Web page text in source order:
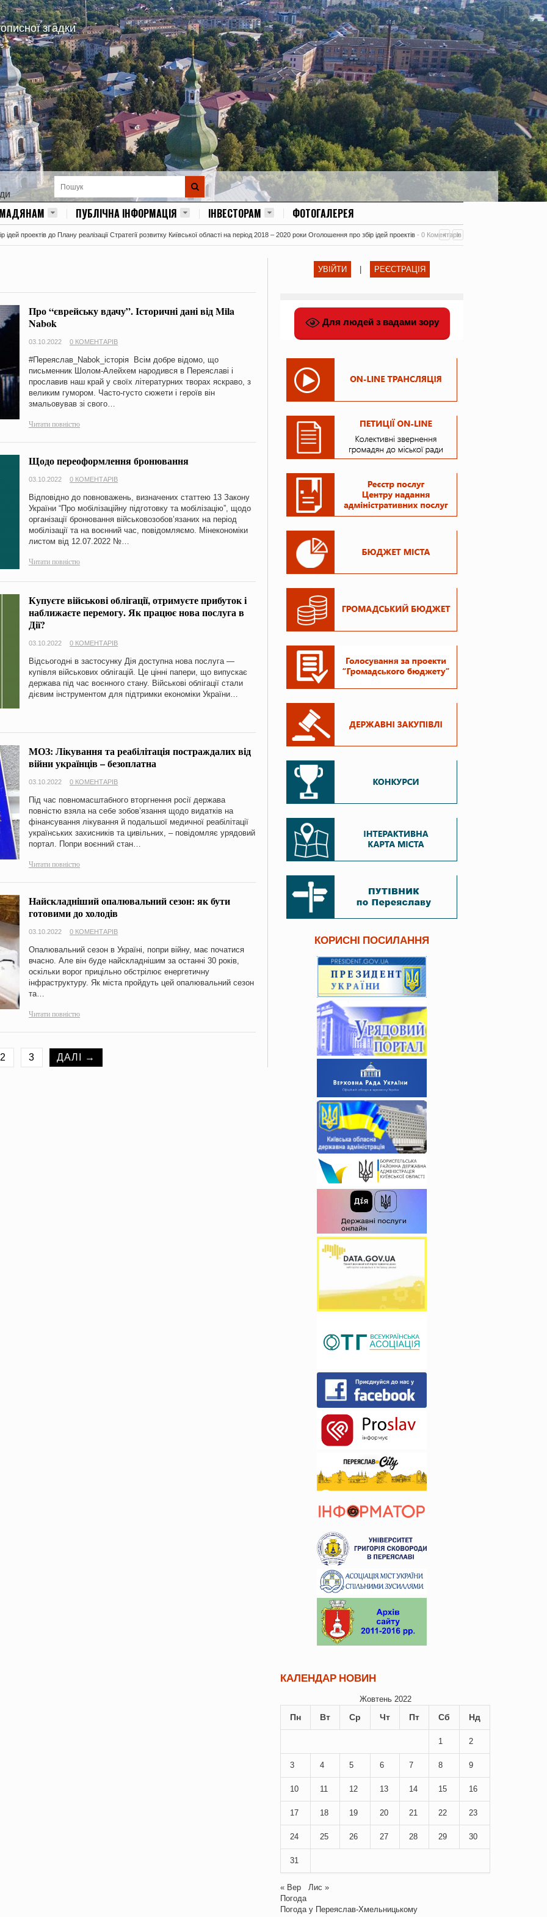
згадки
ПУБЛІЧНА ІНФОРМАЦІЯ ІНВЕСТОРАМ ФОТОГАЛЕРЕЯ
проектів до Плану реалізації Стратегії розвитку Київської області на період 2018 – 2020 роки Оголошення про збір ідей проектів - 0 Коментарів
Про “єврейську вдачу”. Історичні дані від Mila
Nabok
03.10.2022 0 КОМЕНТАРІВ
#Переяслав_Nabok_історія Всім добре відомо, що
письменник Шолом-Алейхем народився в Переяславі і
прославив наш край у своїх літературних творах яскраво, з
великим гумором. Часто-густо сюжети і героїв він
змальовував зі свого…
Читати повністю
Щодо переоформлення бронювання
03.10.2022 0 КОМЕНТАРІВ
Відповідно до повноважень, визначених статтею 13 Закону
України “Про мобілізаційну підготовку та мобілізацію”, щодо
організації бронювання військовозобов’язаних на період
мобілізації та на воєнний час, повідомляємо. Мінекономіки
листом від 12.07.2022 №…
Читати повністю
Купуєте військові облігації, отримуєте прибуток і
наближаєте перемогу. Як працює нова послуга в
Дії?
03.10.2022 0 КОМЕНТАРІВ
Відсьогодні в застосунку Дія доступна нова послуга —
купівля військових облігацій. Це цінні папери, що випускає
держава під час воєнного стану. Військові облігації стали
дієвим інструментом для підтримки економіки України…
МОЗ: Лікування та реабілітація постраждалих від
війни українців – безоплатна
03.10.2022 0 КОМЕНТАРІВ
Під час повномасштабного вторгнення росії держава
повністю взяла на себе зобов’язання щодо видатків на
фінансування лікування й подальшої медичної реабілітації
українських захисників та цивільних, – повідомляє урядовий
портал. Попри воєнний стан…
Читати повністю
Найскладніший опалювальний сезон: як бути
готовими до холодів
03.10.2022 0 КОМЕНТАРІВ
Опалювальний сезон в Україні, попри війну, має початися
вчасно. Але він буде найскладнішим за останні 30 років,
оскільки ворог прицільно обстрілює енергетичну
інфраструктуру. Як міста пройдуть цей опалювальний сезон
та…
Читати повністю
2 3 ДАЛІ →
УВІЙТИ РЕЄСТРАЦІЯ
Для людей з вадами зору
КОРИСНІ ПОСИЛАННЯ
КАЛЕНДАР НОВИН
Жовтень 2022
Пн Вт Ср Чт Пт Сб Нд
1 2
3 4 5 6 7 8 9
10 11 12 13 14 15 16
17 18 19 20 21 22 23
24 25 26 27 28 29 30
31
« Вер
Лис »
Погода
Погода у Переяслав-Хмельницькому